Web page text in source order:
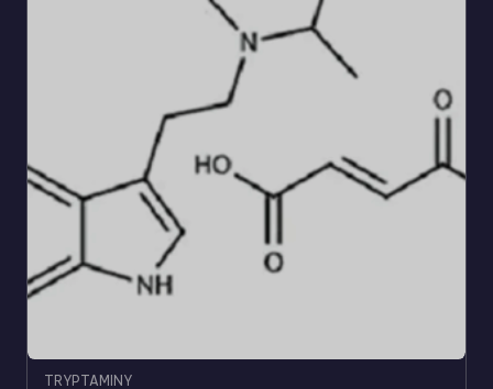
TRYPTAMINY